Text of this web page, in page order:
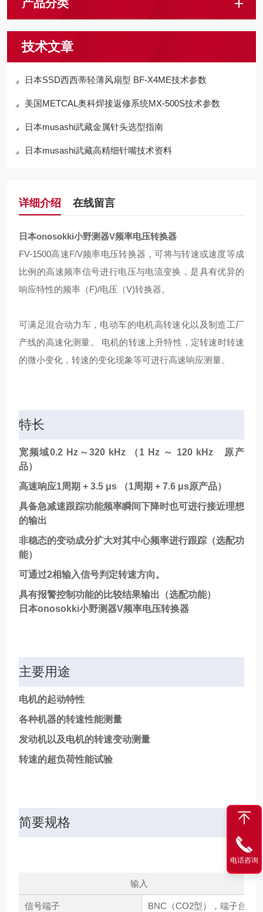
产品分类
技术文章
日本SSD西西蒂轻薄风扇型 BF-X4ME技术参数
美国METCAL奥科焊接返修系统MX-500S技术参数
日本musashi武藏金属针头选型指南
日本musashi武藏高精细针嘴技术资料
详细介绍 在线留言
日本onosokki小野测器V频率电压转换器
FV-1500高速F/V频率电压转换器，可将与转速或速度等成
比例的高速频率信号进行电压与电流变换，是具有优异的
响应特性的频率（F)/电压（V)转换器。
可满足混合动力车，电动车的电机高转速化以及制造工厂
产线的高速化测量。 电机的转速上升特性，定转速时转速
的微小变化，转速的变化现象等可进行高速响应测量。
特长
宽频域0.2 Hz～320 kHz （1 Hz ～ 120 kHz 原产
品）
高速响应1周期 + 3.5 μs （1周期 + 7.6 μs原产品）
具备急减速跟踪功能频率瞬间下降时也可进行接近理想
的输出
非稳态的变动成分扩大对其中心频率进行跟踪（选配功
能）
可通过2相输入信号判定转速方向。
具有报警控制功能的比较结果输出（选配功能）
日本onosokki小野测器V频率电压转换器
主要用途
电机的起动特性
各种机器的转速性能测量
发动机以及电机的转速变动测量
转速的超负荷性能试验
简要规格
输入
信号端子 BNC（CO2型），端子台
电话咨询